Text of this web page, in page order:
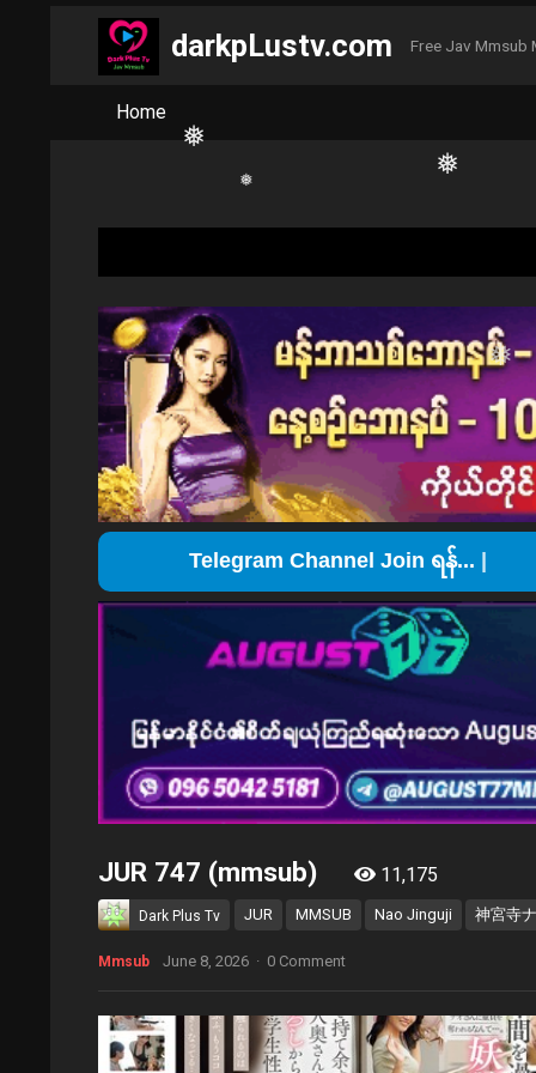
❅
❅
darkpLustv.com Free Jav Mmsub
Home
Telegram Channel
JUR 747 (mmsub) 11,175
Dark Plus Tv JUR MMSUB Nao Jinguji 神宮寺
Mmsub June 8, 2026 · 0 Comment